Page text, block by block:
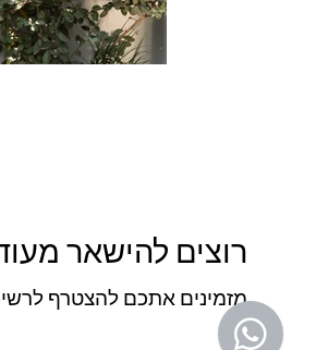
מזמינים אתכם להצטרף
רוצים להישאר